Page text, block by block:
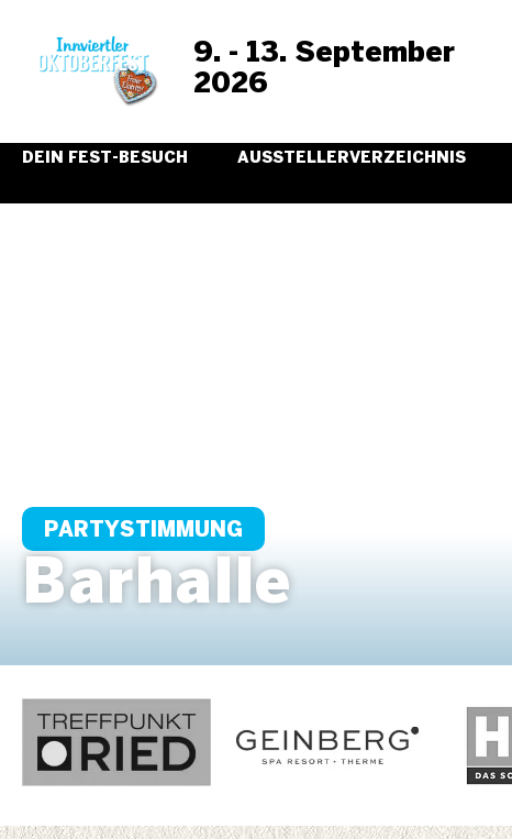
9. - 13. September
2026
DEIN FEST-BESUCH AUSSTELLERVERZEICHNIS
PARTYSTIMMUNG
Barhalle